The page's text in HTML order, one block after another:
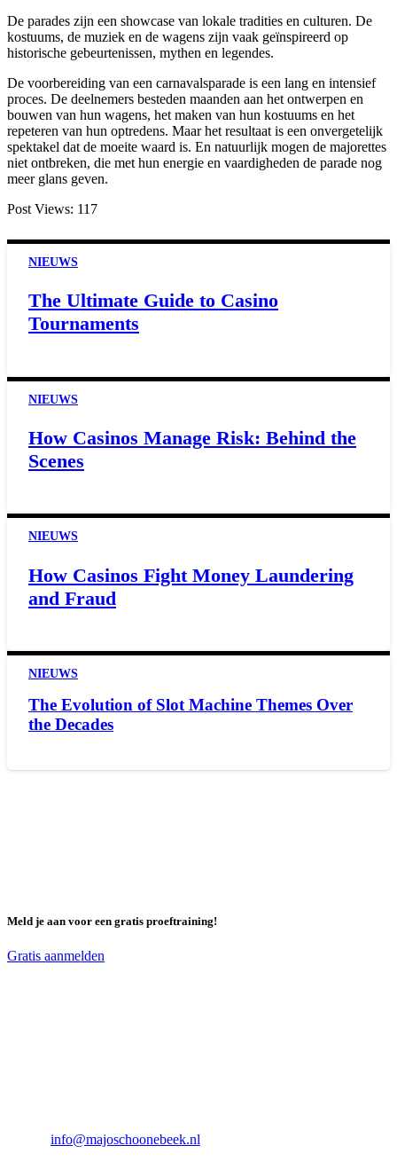
De parades zijn een showcase van lokale tradities en culturen. De
kostuums, de muziek en de wagens zijn vaak geïnspireerd op
historische gebeurtenissen, mythen en legendes.
De voorbereiding van een carnavalsparade is een lang en intensief
proces. De deelnemers besteden maanden aan het ontwerpen en
bouwen van hun wagens, het maken van hun kostuums en het
repeteren van hun optredens. Maar het resultaat is een onvergetelijk
spektakel dat de moeite waard is. En natuurlijk mogen de majorettes
niet ontbreken, die met hun energie en vaardigheden de parade nog
meer glans geven.
Post Views: 117
NIEUWS
The Ultimate Guide to Casino
Tournaments
NIEUWS
How Casinos Manage Risk: Behind the
Scenes
NIEUWS
How Casinos Fight Money Laundering
and Fraud
NIEUWS
The Evolution of Slot Machine Themes Over
the Decades
Meld je aan voor een gratis proeftraining!
Gratis aanmelden
info@majoschoonebeek.nl